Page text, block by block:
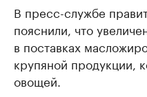
В пресс-службе
пояснили, что
в поставках
крупяной продукции,
овощей.